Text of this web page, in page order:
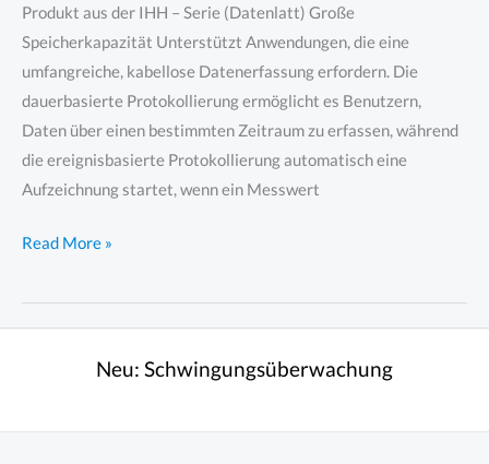
Produkt aus der IHH – Serie (Datenlatt) Große
Speicherkapazität Unterstützt Anwendungen, die eine
umfangreiche, kabellose Datenerfassung erfordern. Die
dauerbasierte Protokollierung ermöglicht es Benutzern,
Daten über einen bestimmten Zeitraum zu erfassen, während
die ereignisbasierte Protokollierung automatisch eine
Aufzeichnung startet, wenn ein Messwert
IHH505
Intelligente
portable
Read More »
Neu: Schwingungsüberwachung